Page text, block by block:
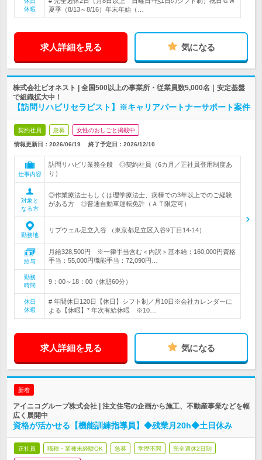
休暇
夏季（8/13～8/16）年末年始（…
求人詳細を見る 気になる
株式会社ビオネスト | 全国500以上の事業所・従業員数5,000名｜安定基盤
で組織拡大中！
【訪問リハビリセラピスト】※キャリアパートナーサポート案件
契約社員 急募 女性のおしごと掲載中
情報更新日：2026/06/19 終了予定日： 2026/12/10
仕事内容
訪問リハビリ業務全般 ◎契約社員（6カ月／正社員登用制度あ
り）
対象と
なる方
◎作業療法士もしくは理学療法士、病棟での3年以上でのご経験
がある方 ◎普通自動車運転免許（ＡＴ限定可）
勤務地
リブウェル足立入谷 （東京都足立区入谷9丁目14-14）
給与
月給328,500円 ※一律手当含む＜内訳＞基本給：160,000円資格
手当：55,000円職能手当：72,090円…
勤務
時間
9：00～18：00（休憩60分）
休日
休暇
# 年間休日120日【休日】シフト制／月10日※会社カレンダーに
よる【休暇】* 年次有給休暇 ※10…
求人詳細を見る 気になる
新着
アイニコグループ株式会社 | 注文住宅の企画から施工、不動産事業などを幅
広く展開中
資格が活かせる【機能訓練指導員】◆残業月20h◆土日休み
正社員 職種・業種未経験OK 急募 学歴不問 完全週休2日制